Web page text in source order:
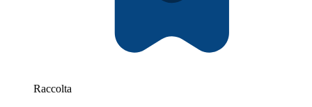
Raccolta